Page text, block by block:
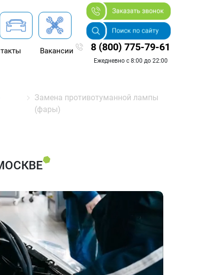
Вакансии 8 (800) 775-79-61
Ежедневно с 8:00 до 22:00
Замена противотуманной лампы
(фары)